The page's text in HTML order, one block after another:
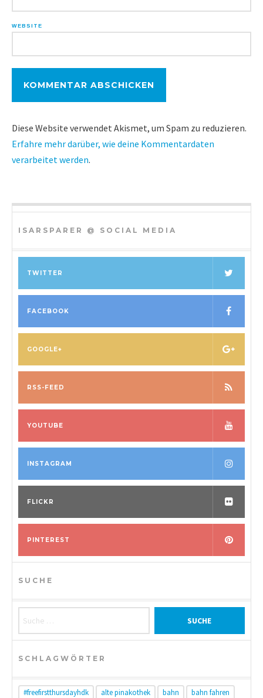
WEBSITE
Diese Website verwendet Akismet, um Spam zu reduzieren.
Erfahre mehr darüber, wie deine Kommentardaten
verarbeitet werden.
ISARSPARER @ SOCIAL MEDIA
TWITTER
FACEBOOK
GOOGLE+
RSS-FEED
YOUTUBE
INSTAGRAM
FLICKR
PINTEREST
SUCHE
SCHLAGWÖRTER
#freefirstthursdayhdk alte pinakothek bahn
bahn fahren